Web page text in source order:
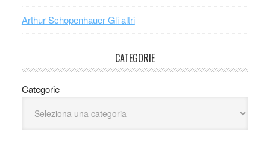
Arthur Schopenhauer Gli altri
CATEGORIE
Categorie